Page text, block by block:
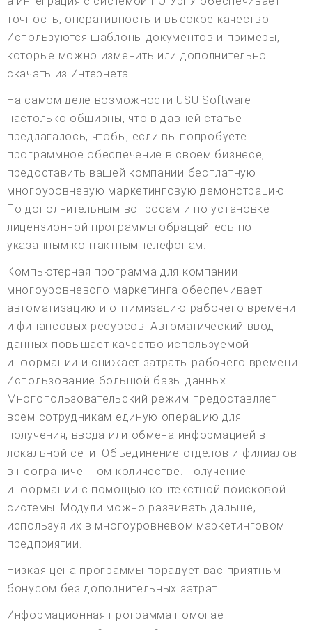
точность, оперативность и высокое качество.
Используются шаблоны документов и примеры,
которые можно изменить или дополнительно
скачать из Интернета.
На самом деле возможности USU Software
настолько обширны, что в давней статье
предлагалось, чтобы, если вы попробуете
программное обеспечение в своем бизнесе,
предоставить вашей компании бесплатную
многоуровневую маркетинговую демонстрацию.
По дополнительным вопросам и по установке
лицензионной программы обращайтесь по
указанным контактным телефонам.
Компьютерная программа для компании
многоуровневого маркетинга обеспечивает
автоматизацию и оптимизацию рабочего времени
и финансовых ресурсов. Автоматический ввод
данных повышает качество используемой
информации и снижает затраты рабочего времени.
Использование большой базы данных.
Многопользовательский режим предоставляет
всем сотрудникам единую операцию для
получения, ввода или обмена информацией в
локальной сети. Объединение отделов и филиалов
в неограниченном количестве. Получение
информации с помощью контекстной поисковой
системы. Модули можно развивать дальше,
используя их в многоуровневом маркетинговом
предприятии.
Низкая цена программы порадует вас приятным
бонусом без дополнительных затрат.
Информационная программа помогает